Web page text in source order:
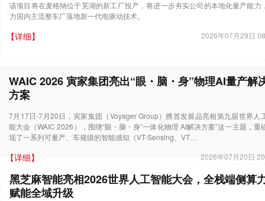
该项目将在麦格纳位于芜湖的新工厂投产，将进一步夯实公司的本地化量产能力
力国内主流整车厂落地新一代电驱动技术。
【详细】 2026年07月29日
WAIC 2026 寅家集团亮出“眼・脑・身”物理AI量产解
方案
7月17日-7月20日，寅家集团（Voyager Group）携首发展品亮相第九届世界人
能大会（WAIC 2026），围绕“眼・脑・身”一体化物理 AI解决方案”这一主题，重
现了一系列可量产、车规级的智能感知（VT-Sensing、VT…
【详细】 2026年07月20日
黑芝麻智能亮相2026世界人工智能大会，全栈端侧算
赋能全域升级